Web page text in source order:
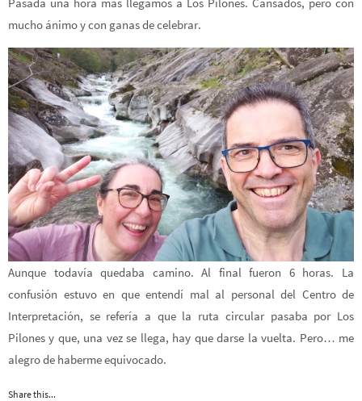
mucho ánimo y con ganas de celebrar.
Aunque todavía quedaba camino. Al final fueron 6 horas. La
confusión estuvo en que entendí mal al personal del Centro de
Interpretación, se refería a que la ruta circular pasaba por Los
Pilones y que, una vez se llega, hay que darse la vuelta. Pero… me
alegro de haberme equivocado.
Share this...